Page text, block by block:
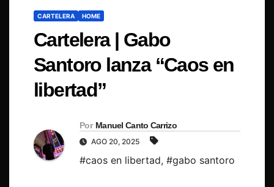
CARTELERA HOME
Cartelera | Gabo
Santoro lanza “Caos en
libertad”
Por Manuel Canto Carrizo
AGO 20, 2025
#caos en libertad, #gabo santoro